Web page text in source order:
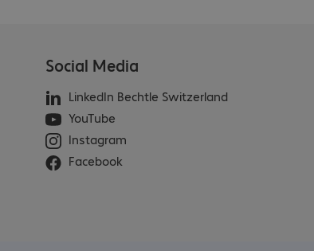
Social Media
LinkedIn Bechtle Switzerland
YouTube
Instagram
Facebook